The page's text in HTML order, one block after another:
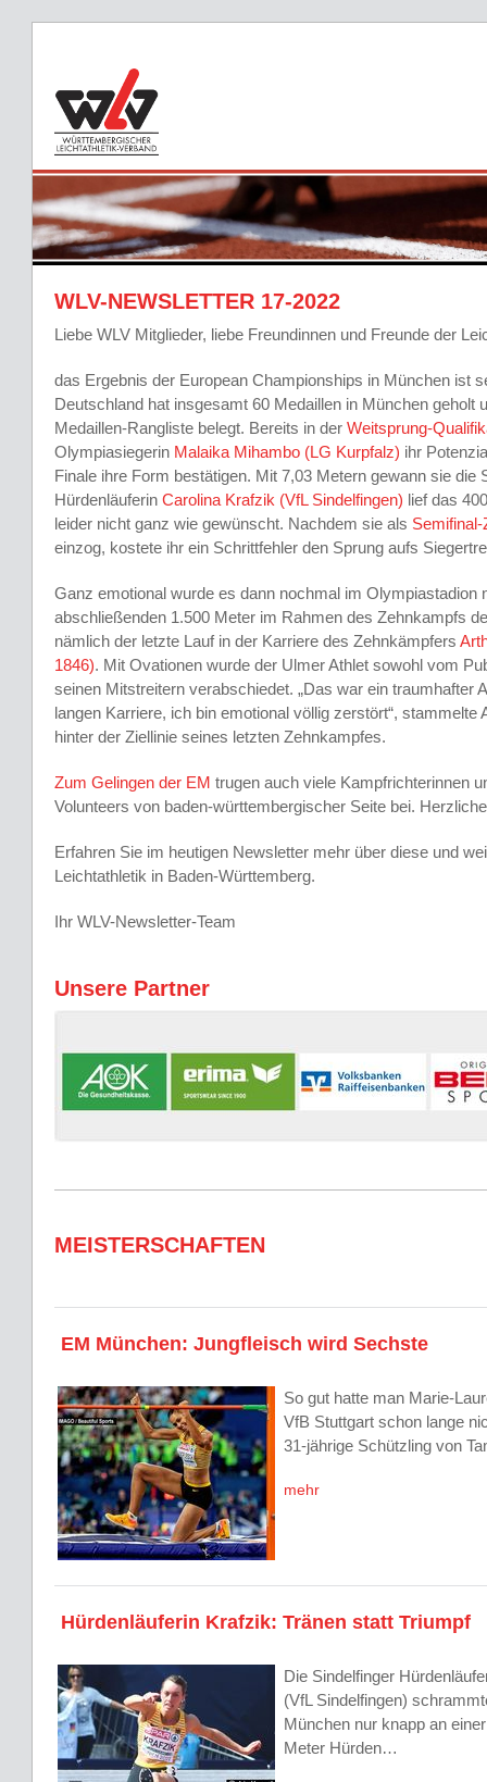
WLV-NEWSLETTER 17-2022
Liebe WLV Mitglieder, liebe Freundinnen und Freunde der
das Ergebnis der European Championships in München ist
Deutschland hat insgesamt 60 Medaillen in München geholt
Medaillen-Rangliste belegt. Bereits in der Weitsprung-
Olympiasiegerin Malaika Mihambo (LG Kurpfalz) ihr
Finale ihre Form bestätigen. Mit 7,03 Metern gewann sie die
Hürdenläuferin Carolina Krafzik (VfL Sindelfingen) lief das
leider nicht ganz wie gewünscht. Nachdem sie als Semifinal-
einzog, kostete ihr ein Schrittfehler den Sprung aufs
Ganz emotional wurde es dann nochmal im Olympiastadion
abschließenden 1.500 Meter im Rahmen des Zehnkampfs
nämlich der letzte Lauf in der Karriere des Zehnkämpfers
1846). Mit Ovationen wurde der Ulmer Athlet sowohl vom
seinen Mitstreitern verabschiedet. „Das war ein traumhafter
langen Karriere, ich bin emotional völlig zerstört“, stammelte
hinter der Ziellinie seines letzten Zehnkampfes.
Zum Gelingen der EM trugen auch viele Kampfrichterinnen
Volunteers von baden-württembergischer Seite bei.
Erfahren Sie im heutigen Newsletter mehr über diese und
Leichtathletik in Baden-Württemberg.
Ihr WLV-Newsletter-Team
Unsere Partner
MEISTERSCHAFTEN
EM München: Jungfleisch wird Sechste
So gut hatte man Marie-
VfB Stuttgart schon lange
31-jährige Schützling von
mehr
Hürdenläuferin Krafzik: Tränen statt Triumpf
Die Sindelfinger
(VfL Sindelfingen)
München nur knapp an
Meter Hürden…